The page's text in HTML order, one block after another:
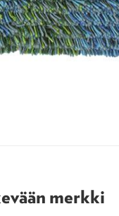
merkki